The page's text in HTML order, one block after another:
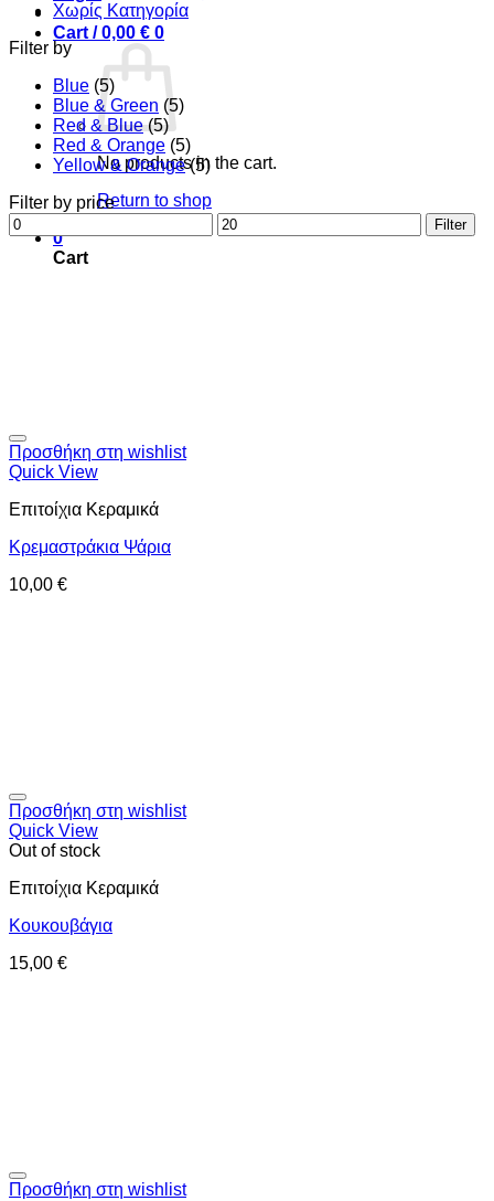
Cart /0,00 € 0
No products in the cart.
Return to shop
0
Cart
Χωρίς Κατηγορία
Filter by
Blue (5)
Blue & Green (5)
Red & Blue (5)
Red & Orange (5)
Yellow & Orange (5)
Filter by price
Min
price
Max
price
Filter
Προσθήκη στη wishlist
Quick View
Επιτοίχια Κεραμικά
Κρεμαστράκια Ψάρια
10,00 €
Προσθήκη στη wishlist
Quick View
Out of stock
Επιτοίχια Κεραμικά
Κουκουβάγια
15,00 €
Προσθήκη στη wishlist